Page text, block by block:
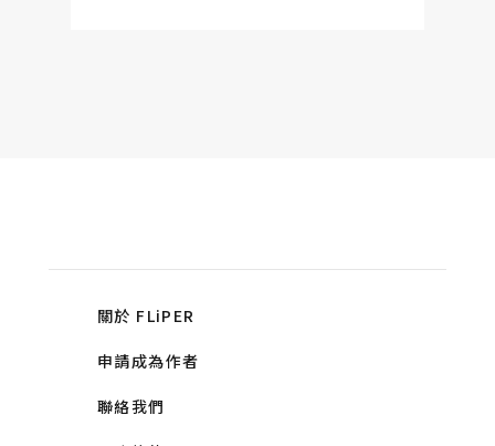
關於 FLiPER
申請成為作者
聯絡我們